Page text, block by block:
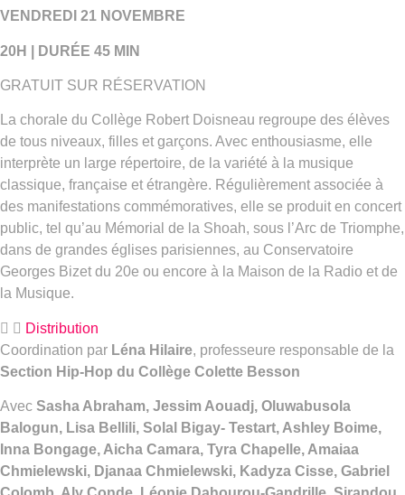
VENDREDI 21 NOVEMBRE
20H | DURÉE 45 MIN
GRATUIT SUR RÉSERVATION
La chorale du Collège Robert Doisneau regroupe des élèves
de tous niveaux, filles et garçons. Avec enthousiasme, elle
interprète un large répertoire, de la variété à la musique
classique, française et étrangère. Régulièrement associée à
des manifestations commémoratives, elle se produit en concert
public, tel qu’au Mémorial de la Shoah, sous l’Arc de Triomphe,
dans de grandes églises parisiennes, au Conservatoire
Georges Bizet du 20e ou encore à la Maison de la Radio et de
la Musique.
Distribution
Coordination par Léna Hilaire, professeure responsable de la
Section Hip-Hop du Collège Colette Besson
Avec Sasha Abraham, Jessim Aouadj, Oluwabusola
Balogun, Lisa Bellili, Solal Bigay- Testart, Ashley Boime,
Inna Bongage, Aicha Camara, Tyra Chapelle, Amaiaa
Chmielewski, Djanaa Chmielewski, Kadyza Cisse, Gabriel